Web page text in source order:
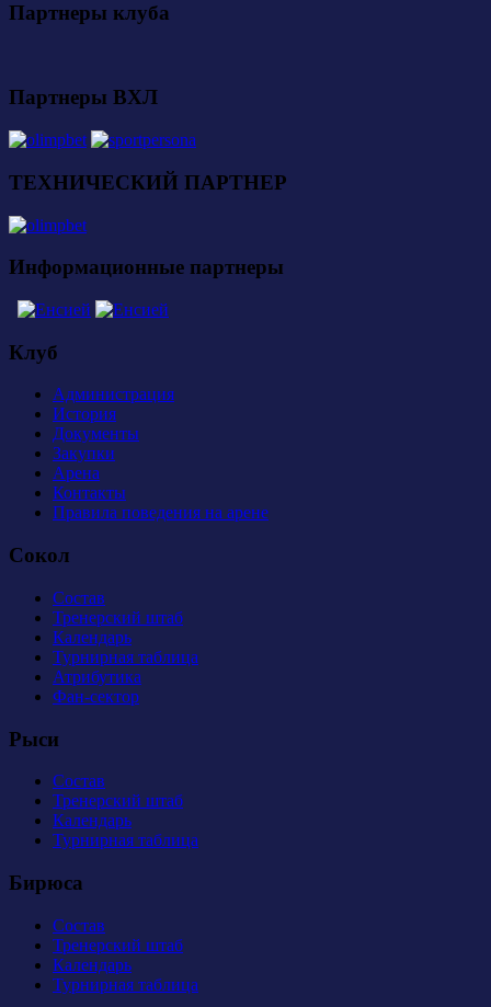
Партнеры клуба
Партнеры ВХЛ
ТЕХНИЧЕСКИЙ ПАРТНЕР
Информационные партнеры
Клуб
Администрация
История
Документы
Закупки
Арена
Контакты
Правила поведения на арене
Сокол
Состав
Тренерский штаб
Календарь
Турнирная таблица
Атрибутика
Фан-сектор
Рыси
Состав
Тренерский штаб
Календарь
Турнирная таблица
Бирюса
Состав
Тренерский штаб
Календарь
Турнирная таблица